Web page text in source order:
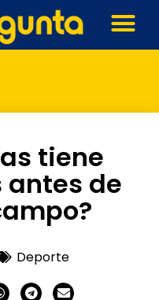
tiene
antes de
Deporte